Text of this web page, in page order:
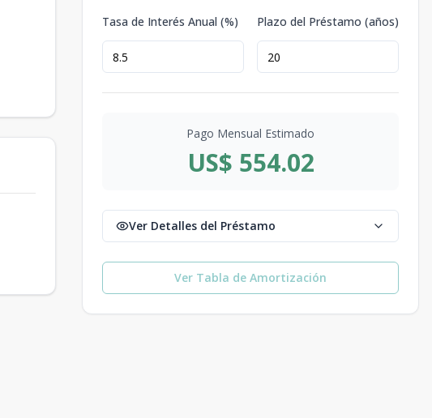
Tasa de Interés Anual (%) Plazo del Préstamo (años)
Pago Mensual Estimado
US$ 554.02
Ver Detalles del Préstamo
Ver Tabla de Amortización